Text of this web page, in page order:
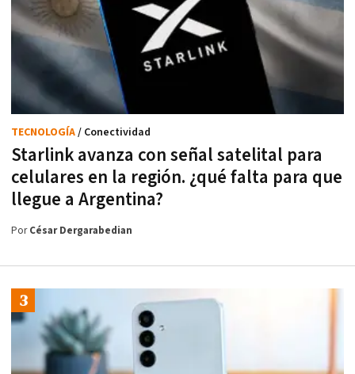
Starlink avanza con señal satelital para
celulares en la región. ¿qué falta para que
llegue a Argentina?
TECNOLOGÍA/ Conectividad
PorCésar Dergarabedian